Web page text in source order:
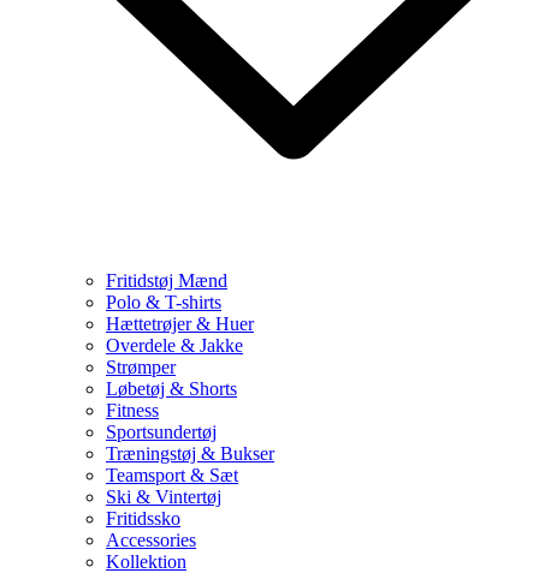
Fritidstøj Mænd
Polo & T-shirts
Hættetrøjer & Huer
Overdele & Jakke
Strømper
Løbetøj & Shorts
Fitness
Sportsundertøj
Træningstøj & Bukser
Teamsport & Sæt
Ski & Vintertøj
Fritidssko
Accessories
Kollektion